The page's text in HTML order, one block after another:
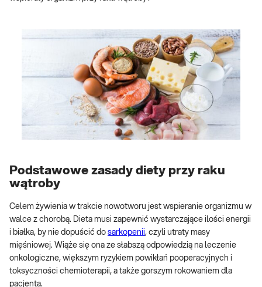
Podstawowe zasady diety przy raku
wątroby
Celem żywienia w trakcie nowotworu jest wspieranie organizmu w
walce z chorobą. Dieta musi zapewnić wystarczające ilości energii
i białka, by nie dopuścić do sarkopenii, czyli utraty masy
mięśniowej. Wiąże się ona ze słabszą odpowiedzią na leczenie
onkologiczne, większym ryzykiem powikłań pooperacyjnych i
toksyczności chemioterapii, a także gorszym rokowaniem dla
pacjenta.